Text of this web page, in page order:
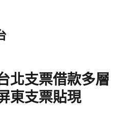
北支票借款多層
東支票貼現